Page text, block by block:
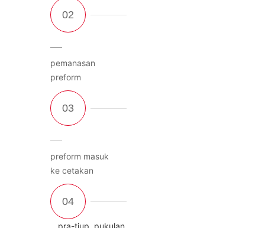
pemanasan
preform
preform masuk
ke cetakan
pra-tiup, pukulan